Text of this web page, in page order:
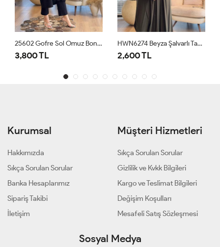
25602 Gofre Sol Omuz Boncuk İşli 3lü Takım Siyah
3,800 TL
HWN6274 Beyza Şalvarlı Takım Haki
2,600 TL
Kurumsal
Hakkımızda
Sıkça Sorulan Sorular
Banka Hesaplarımız
Sipariş Takibi
İletişim
Müşteri Hizmetleri
Sıkça Sorulan Sorular
Gizlilik ve Kvkk Bilgileri
Kargo ve Teslimat Bilgileri
Değişim Koşulları
Mesafeli Satış Sözleşmesi
Sosyal Medya